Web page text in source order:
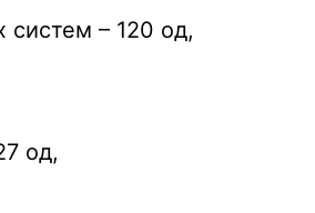
систем – 120 од,
од,